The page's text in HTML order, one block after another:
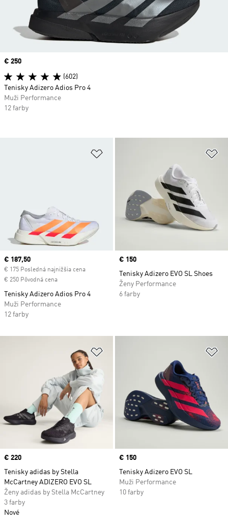
Pridať do zoznamu želaných
Current price
€ 187,50
€ 175 Posledná najnižšia cena
€ 250 Pôvodná cena
Tenisky Adizero Adios Pro 4
Muži Performance
12 farby
Price
€ 150
Tenisky Adizero EVO SL Shoes
Ženy Performance
6 farby
Pridať do zoznamu želaných
Price
€ 220
Tenisky adidas by Stella
McCartney ADIZERO EVO SL
Ženy adidas by Stella McCartney
3 farby
Nové
Price
€ 150
Tenisky Adizero EVO SL
Muži Performance
10 farby
Price
€ 250
(602)
Tenisky Adizero Adios Pro 4
Muži Performance
12 farby